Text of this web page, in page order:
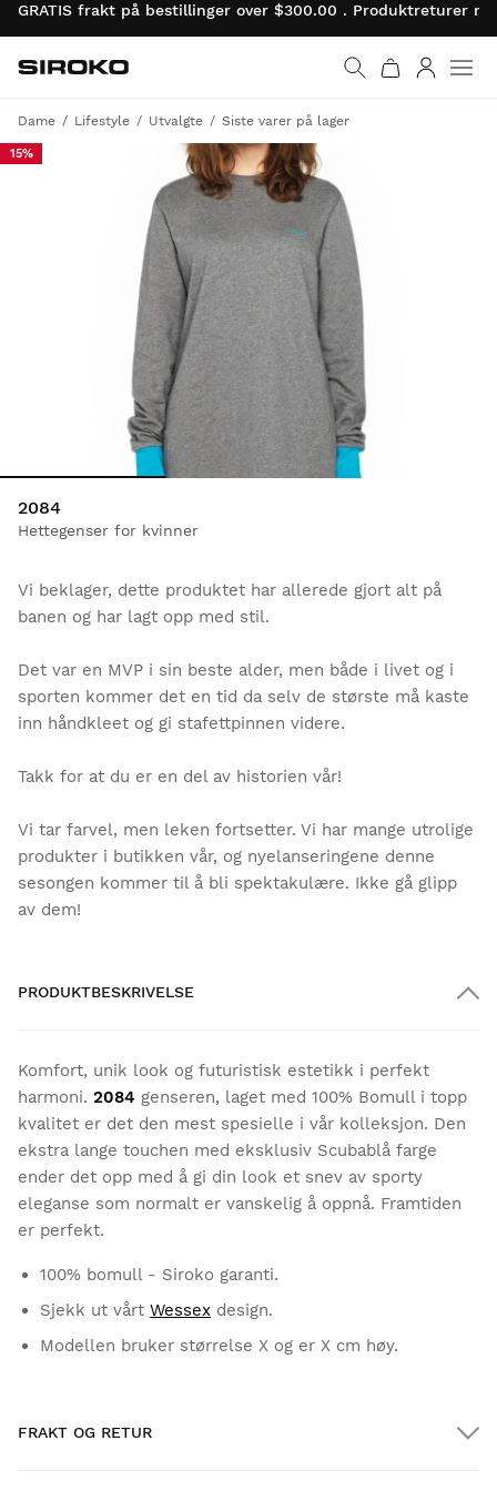
GRATIS frakt på bestillinger over $300.00 . Produktreturer
Gå til startsiden
Siroko.com
Dame Lifestyle Utvalgte Siste varer på lager
15%
2084
Hettegenser for kvinner
Vi beklager, dette produktet har allerede gjort alt på
banen og har lagt opp med stil.
Det var en MVP i sin beste alder, men både i livet og i
sporten kommer det en tid da selv de største må kaste
inn håndkleet og gi stafettpinnen videre.
Takk for at du er en del av historien vår!
Vi tar farvel, men leken fortsetter. Vi har mange utrolige
produkter i butikken vår, og nyelanseringene denne
sesongen kommer til å bli spektakulære. Ikke gå glipp
av dem!
PRODUKTBESKRIVELSE
Komfort, unik look og futuristisk estetikk i perfekt
harmoni. 2084 genseren, laget med 100% Bomull i topp
kvalitet er det den mest spesielle i vår kolleksjon. Den
ekstra lange touchen med eksklusiv Scubablå farge
ender det opp med å gi din look et snev av sporty
eleganse som normalt er vanskelig å oppnå. Framtiden
er perfekt.
100% bomull - Siroko garanti.
Sjekk ut vårt Wessex design.
Modellen bruker størrelse X og er X cm høy.
FRAKT OG RETUR